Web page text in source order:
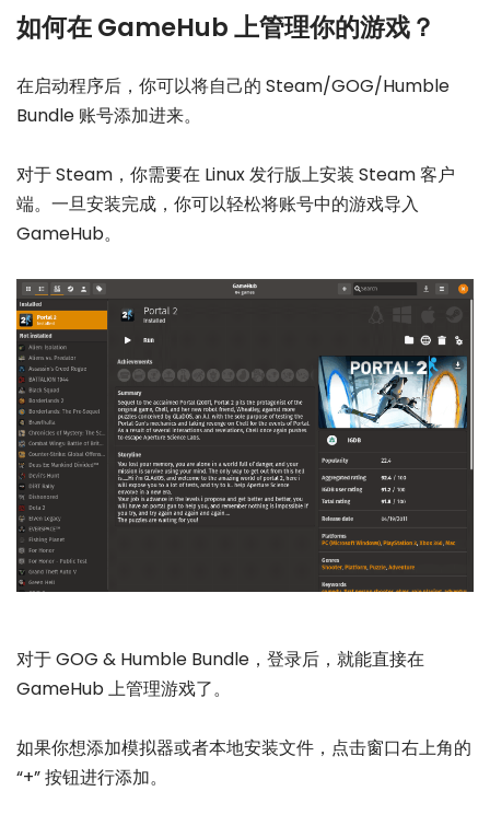
如何在 GameHub 上管理你的游戏？
在启动程序后，你可以将自己的 Steam/GOG/Humble
Bundle 账号添加进来。
对于 Steam，你需要在 Linux 发行版上安装 Steam 客户
端。一旦安装完成，你可以轻松将账号中的游戏导入
GameHub。
对于 GOG & Humble Bundle，登录后，就能直接在
GameHub 上管理游戏了。
如果你想添加模拟器或者本地安装文件，点击窗口右上角的
“+” 按钮进行添加。